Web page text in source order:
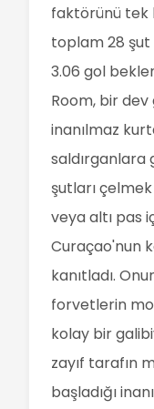
faktörünü tek
toplam 28 şut
3.06 gol
Room, bir
inanılmaz
saldırganlara
şutları
veya altı pas
Curaçao'nun
kanıtladı.
forvetlerin
kolay bir
zayıf tarafın
başladığı